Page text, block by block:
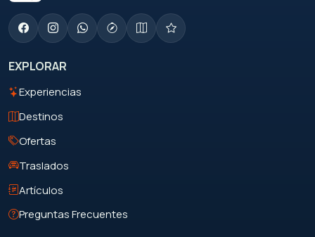
EXPLORAR
Experiencias
Destinos
Ofertas
Traslados
Artículos
Preguntas Frecuentes